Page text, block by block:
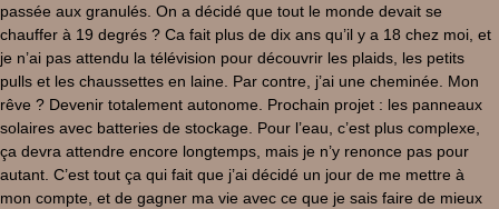
passée aux granulés. On a décidé que tout le monde devait se
chauffer à 19 degrés ? Ca fait plus de dix ans qu’il y a 18 chez moi, et
je n’ai pas attendu la télévision pour découvrir les plaids, les petits
pulls et les chaussettes en laine. Par contre, j’ai une cheminée. Mon
rêve ? Devenir totalement autonome. Prochain projet : les panneaux
solaires avec batteries de stockage. Pour l’eau, c’est plus complexe,
ça devra attendre encore longtemps, mais je n’y renonce pas pour
autant. C’est tout ça qui fait que j’ai décidé un jour de me mettre à
mon compte, et de gagner ma vie avec ce que je sais faire de mieux